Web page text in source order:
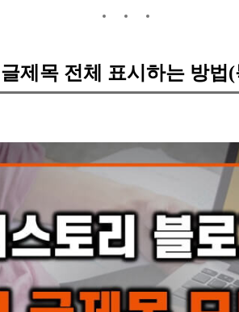
제목 전체 표시하는 방법